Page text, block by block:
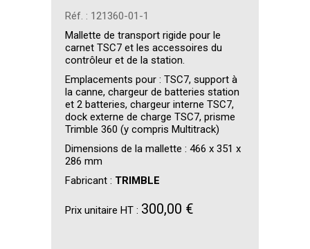
Réf. : 121360-01-1
Mallette de transport rigide pour le
carnet TSC7 et les accessoires du
contrôleur et de la station.
Emplacements pour : TSC7, support à
la canne, chargeur de batteries station
et 2 batteries, chargeur interne TSC7,
dock externe de charge TSC7, prisme
Trimble 360 (y compris Multitrack)
Dimensions de la mallette : 466 x 351 x
286 mm
Fabricant : TRIMBLE
Prix unitaire HT : 300,00 €